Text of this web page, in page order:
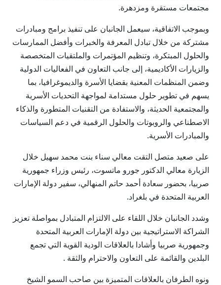
مجتمعات مستقرة ومزدهرة.
وبموجب الاتفاقية، سيعمل الجانبان على تنفيذ برامج ومبادرات
مشتركة من خلال تبادل المعرفة والخبرات وأفضل الممارسات
والحلول المبتكرة، وتنظيم المؤتمرات والملتقيات المتخصصة
والزيارات الأكاديمية، إلى جانب التعاون في الفعاليات الدولية
وضمن المنظمات المعنية بقضايا الأسرة والديموغرافيا، بما
يسهم في تطوير حلول مستدامة لمواجهة التحديات الأسرية
والمجتمعية الحديثة، والاستفادة من التقنيات المتطورة والذكاء
الاصطناعي والروبوتات والحلول الرقمية في دعم السياسات
والمبادرات الأسرية.
على صعيد متصل التقت معالي سناء بنت محمد سهيل خلال
الزيارة معالي الدكتور جورو ماتسوت، رئيس وزراء جمهورية
صربيا، بحضور سعادة أحمد حاتم المنهالي، سفير دولة الإمارات
العربية المتحدة في بلغراد.
وشدد الجانبان خلال اللقاء على الالتزام المتبادل بمواصلة تعزيز
الشراكة الاستراتيجية بين دولة الإمارات العربية المتحدة
وجمهورية صربيا وأشادا بالعلاقات الودية القوية التي تجمع
البلدين والقائمة على التعاون والاحترام والثقة .
ونوه الطرفان بالعلاقات المتميزة بين صاحب السمو الشيخ